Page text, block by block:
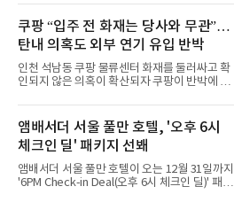
라 극장을 모티브로 한 데코레이션으로 구성됐
다. 무대 공간 및 티켓 박스
필먼트서비스(CFS)가 지난 28일부터 화재 피해
주민을 대상으로 전문 출장 청소서비스 지원에
나섬으로써 본격적인 지역사회 복구 작업이 시
작된 것이다.대피소 주민 중심 청소 접수, 첫날
부터 2가구 지원 완료CFS는 신현초등학교, 신
현북초등학교, 신현여자중학교 등 인천 서해구
관내 임시 대피소 3곳에서 체류해온 화재 피해
민들의 호응 속에 CFS는 즉시 행동에 나섰다. 지
난 28일 오후 전문 청소업체와
쿠팡 “입주 전 화재는 당사와 무관”…
탄내 의혹도 외부 연기 유입 반박
인천 석남동 쿠팡 물류센터 화재를 둘러싸고 확
인되지 않은 의혹이 확산되자 쿠팡이 반박에 나
에 대해서는 외부 화재 연기 유입이라고 설명했
고, 2023년 같은 물류센터에서 발생한 화재에
대해서도 쿠팡 입주 전 공사 과정에서 벌어진 일
이라며 선을 그었다.쿠팡은 21일 인천 물류센터
내부에서 불이 타는 냄새가 났다는 의혹과 관련
해 “사실무근”이라는 입장을 밝혔다.회사 측은
“인근에서 지난 15일 다른 회사에서 발생한 대
앰배서더 서울 풀만 호텔, '오후 6시
체크인 딜' 패키지 선봬
앰배서더 서울 풀만 호텔이 오는 12월 31일까지
'6PM Check-in Deal(오후 6시 체크인 딜)' 패키